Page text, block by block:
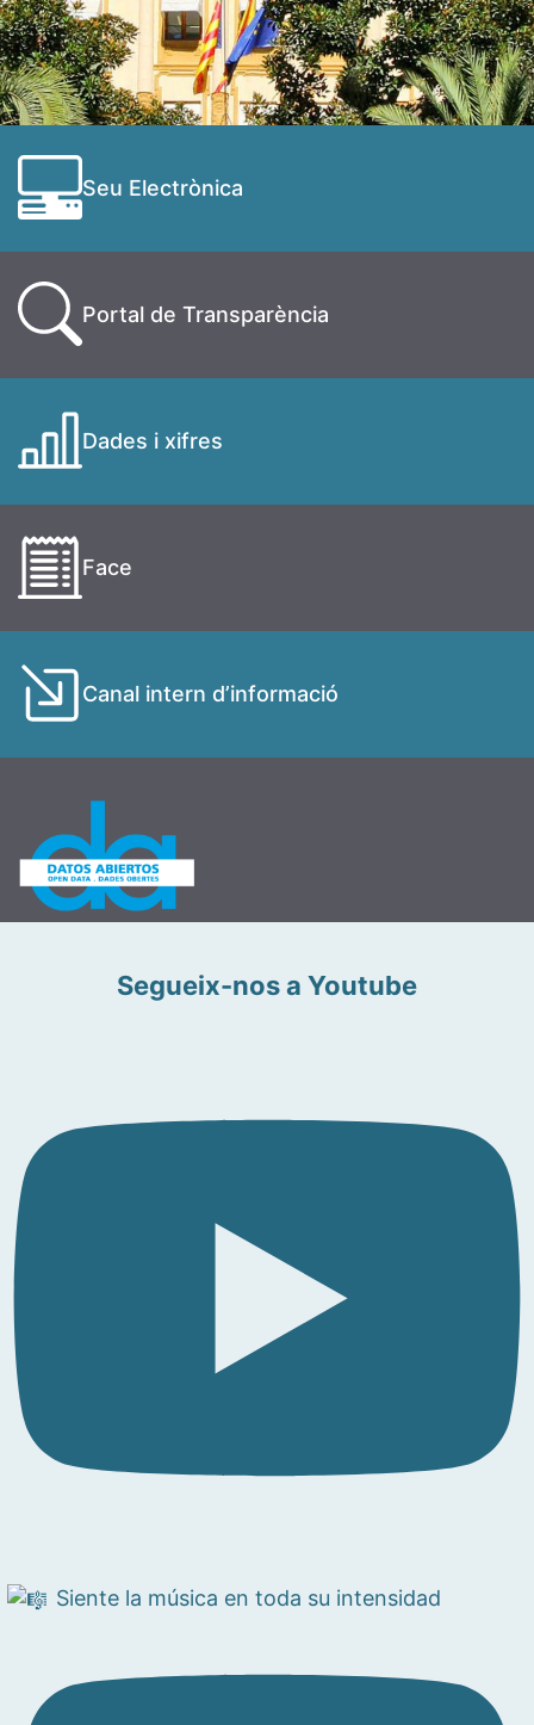
Seu Electrònica
Portal de Transparència
Dades i xifres
Face
Canal intern d’informació
Segueix-nos a Youtube
Siente la música en toda su intensidad